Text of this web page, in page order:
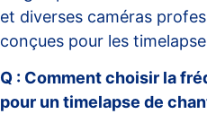
et diverses caméras
conçues pour les
Q : Comment choisir la
pour un timelapse de